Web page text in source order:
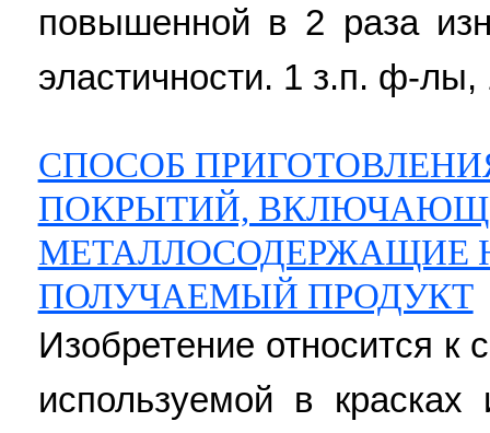
повышенной в 2 раза
эластичности. 1 з.п. ф-
СПОСОБ
ПОКРЫТИЙ,
МЕТАЛЛОСОДЕРЖАЩИЕ
ПОЛУЧАЕМЫЙ ПРОДУКТ
Изобретение относится к
используемой в